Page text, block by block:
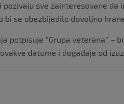
pozivaju sve zainteresovane
bi se obezbijedilo dovoljno
potpisuje “Grupa veterana” –
datume i događaje od